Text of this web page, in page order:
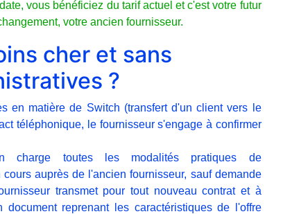
vous bénéficiez du tarif actuel et c'est votre futur
votre ancien fournisseur.
cher et sans
?
en matière de Switch (transfert d'un client vers le
téléphonique, le fournisseur s'engage à confirmer
charge toutes les modalités pratiques de
auprès de l'ancien fournisseur, sauf demande
transmet pour tout nouveau contrat et à
reprenant les caractéristiques de l'offre